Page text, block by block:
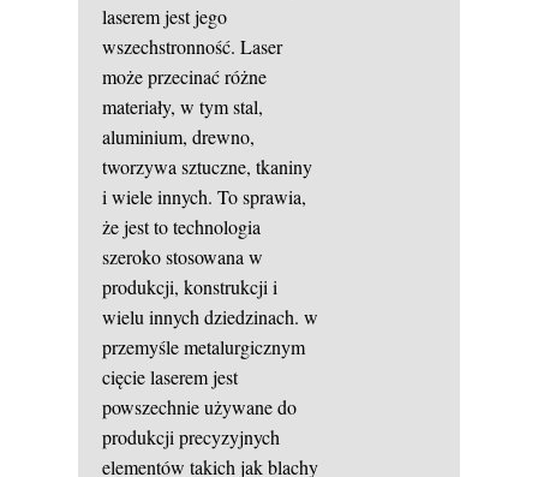
laserem jest jego
wszechstronność. Laser
może przecinać różne
materiały, w tym stal,
aluminium, drewno,
tworzywa sztuczne, tkaniny
i wiele innych. To sprawia,
że jest to technologia
szeroko stosowana w
produkcji, konstrukcji i
wielu innych dziedzinach. w
przemyśle metalurgicznym
cięcie laserem jest
powszechnie używane do
produkcji precyzyjnych
elementów takich jak blachy